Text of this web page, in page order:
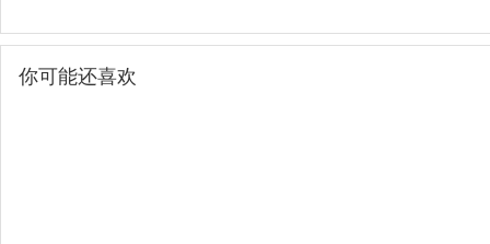
你可能还喜欢